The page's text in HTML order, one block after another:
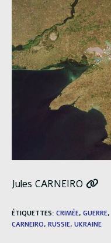
Jules CARNEIRO
ÉTIQUETTES: CRIMÉE, GUERRE,
CARNEIRO, RUSSIE, UKRAINE